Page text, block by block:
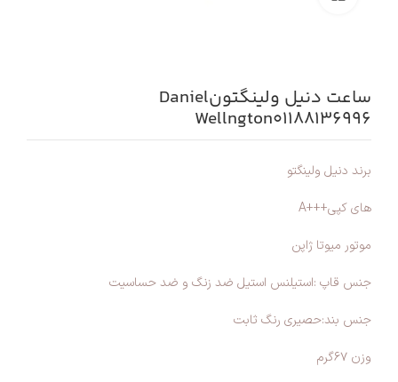
ساعت دنیل ولینگتونDaniel
Wellngton01188136996
برند دنیل ولینگتو
های کپی+++A
موتور میوتا ژاپن
جنس قاپ :استیلنس استیل ضد زنگ و ضد حساسیت
جنس بند:حصیری رنگ ثابت
وزن ۶۷گرم